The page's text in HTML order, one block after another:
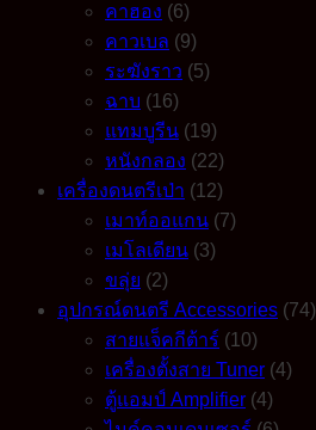
คาฮอง (6)
คาวเบล (9)
ระฆังราว (5)
ฉาบ (16)
แทมบูรีน (19)
หนังกลอง (22)
เครื่องดนตรีเป่า (12)
เมาท์ออแกน (7)
เมโลเดียน (3)
ขลุ่ย (2)
อุปกรณ์ดนตรี Accessories (74)
สายแจ็คกีต้าร์ (10)
เครื่องตั้งสาย Tuner (4)
ตู้แอมป์ Amplifier (4)